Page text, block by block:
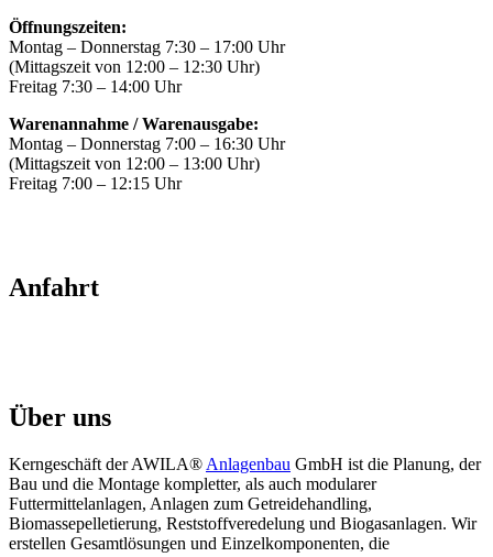
Öffnungszeiten:
Montag – Donnerstag 7:30 – 17:00 Uhr
(Mittagszeit von 12:00 – 12:30 Uhr)
Freitag 7:30 – 14:00 Uhr
Warenannahme / Warenausgabe:
Montag – Donnerstag 7:00 – 16:30 Uhr
(Mittagszeit von 12:00 – 13:00 Uhr)
Freitag 7:00 – 12:15 Uhr
Anfahrt
Über uns
Kerngeschäft der AWILA® Anlagenbau GmbH ist die Planung, der
Bau und die Montage kompletter, als auch modularer
Futtermittelanlagen, Anlagen zum Getreidehandling,
Biomassepelletierung, Reststoffveredelung und Biogasanlagen. Wir
erstellen Gesamtlösungen und Einzelkomponenten, die